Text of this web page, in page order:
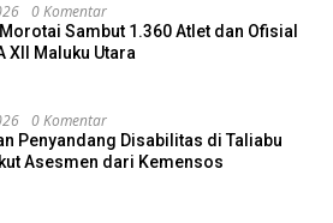
0 Komentar
Sambut 1.360 Atlet dan Ofisial
XII Maluku Utara
0 Komentar
Penyandang Disabilitas di Taliabu
Asesmen dari Kemensos